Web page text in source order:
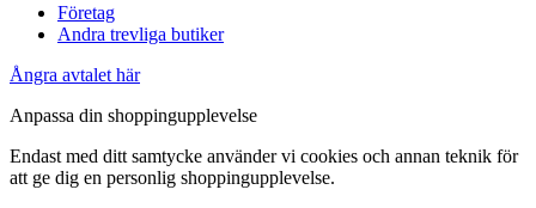
Företag
Andra trevliga butiker
Ångra avtalet här
Anpassa din shoppingupplevelse
Endast med ditt samtycke använder vi cookies och annan teknik för
att ge dig en personlig shoppingupplevelse.